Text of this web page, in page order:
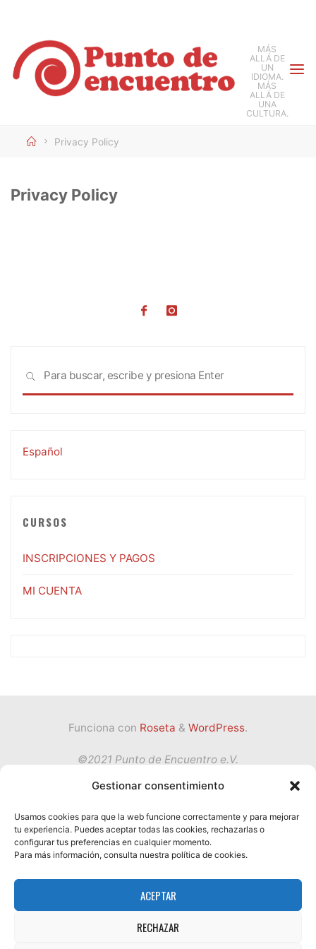
Gestionar consentimiento
Usamos cookies para que la web funcione correctamente y para mejorar
tu experiencia. Puedes aceptar todas las cookies, rechazarlas o
configurar tus preferencias en cualquier momento.
Para más información, consulta nuestra política de cookies.
ACEPTAR
RECHAZAR
contenido
MÁS
ALLÁ DE
UN
IDIOMA.
MÁS
ALLÁ DE
UNA
CULTURA.
InicioPrivacy Policy
Privacy Policy
BUSCAR
Español
CURSOS
INSCRIPCIONES Y PAGOS
MI CUENTA
Funciona con Roseta & WordPress.
©2021 Punto de Encuentro e.V.
Política de privacidad
Condiciones de Servicio
Términos y condiciones
Volver
arriba